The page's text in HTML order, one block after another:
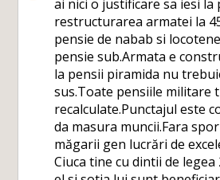
ai nici o justificare sa iesi la
restructurarea armatei la
pensie de nabab si
pensie sub.Armata e
la pensii piramida nu
sus.Toate pensiile militare
recalculate.Punctajul este
da masura muncii.Fara
măgarii gen lucrări de
Ciuca tine cu dintii de legea